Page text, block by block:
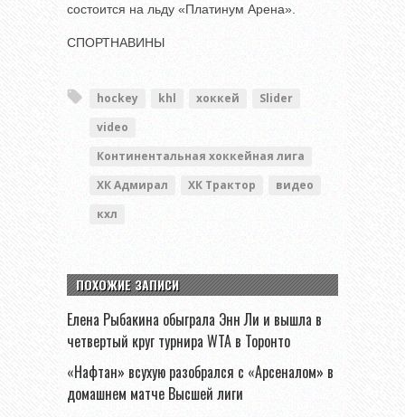
состоится на льду «Платинум Арена».
СПОРТНАВИНЫ
hockey khl хоккей
Slider
video
Континентальная хоккейная лига
ХК Адмирал
ХК Трактор
видео
кхл
ПОХОЖИЕ ЗАПИСИ
Елена Рыбакина обыграла Энн Ли и вышла в
четвертый круг турнира WTA в Торонто
«Нафтан» всухую разобрался с «Арсеналом» в
домашнем матче Высшей лиги